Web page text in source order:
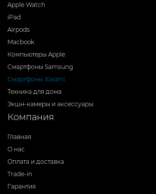
Apple Watch
iPad
Airpods
Macbook
Компьютеры Apple
Смартфоны Samsung
Смартфоны Xiaomi
Техника для дома
Экшн-камеры и аксессуары
Компания
Главная
О нас
Оплата и доставка
Trade-in
Гарантия